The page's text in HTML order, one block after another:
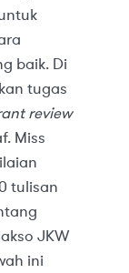
baik. Di
tugas
review
Miss
tulisan
JKW
ini